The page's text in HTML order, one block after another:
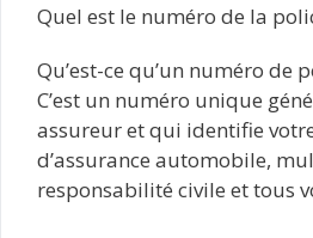
Quel est le numéro de la
Qu’est-ce qu’un numéro de
C’est un numéro unique
assureur et qui identifie
d’assurance automobile,
responsabilité civile et tous